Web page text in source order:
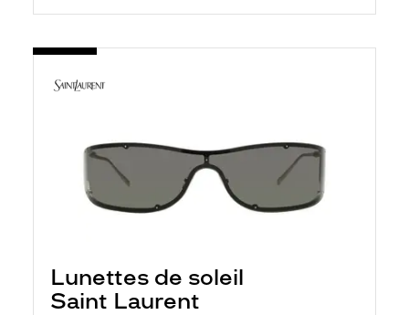
Lunettes de soleil
Saint Laurent